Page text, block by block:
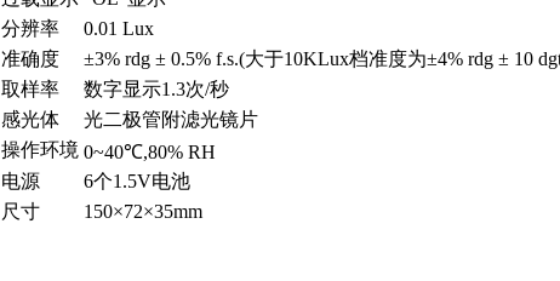
分辨率
0.01 Lux
准确度
±3% rdg ± 0.5% f.s.(大于10KLux档准度为±4% rdg ± 10
取样率
数字显示1.3次/秒
感光体
光二极管附滤光镜片
操作环境 0~40℃,80% RH
电源
6个1.5V电池
尺寸
150×72×35mm